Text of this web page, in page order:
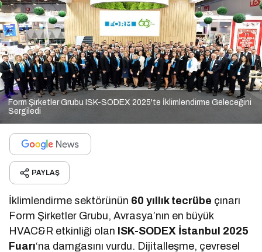
Form Şirketler Grubu ISK-SODEX 2025'te İklimlendirme Geleceğini
Sergiledi
PAYLAŞ
İklimlendirme sektörünün 60 yıllık tecrübe çınarı
Form Şirketler Grubu, Avrasya’nın en büyük
HVAC&R etkinliği olan ISK-SODEX İstanbul 2025
Fuarı‘na damgasını vurdu. Dijitalleşme, çevresel